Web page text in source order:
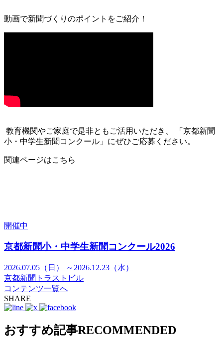
動画で新聞づくりのポイントをご紹介！
教育機関やご家庭で是非ともご活用いただき、 「京都新聞
小・中学生新聞コンクール」にぜひご応募ください。
関連ページはこちら
開催中
京都新聞小・中学生新聞コンクール2026
2026.07.05（日） ～2026.12.23（水）
京都新聞トラストビル
コンテンツ一覧へ
SHARE
おすすめ記事RECOMMENDED